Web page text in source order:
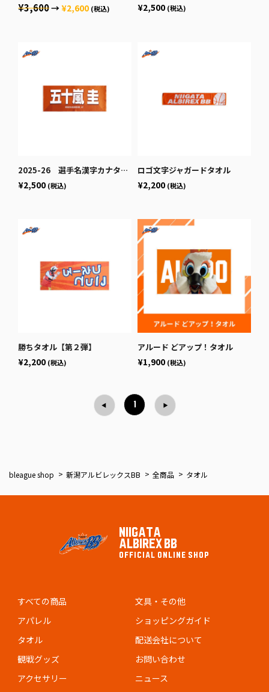
¥3,600→¥2,600 (税込) ¥2,500 (税込)
2025-26 選手名漢字カナタオル
¥2,500 (税込)
ロゴ文字ジャガードタオル
¥2,200 (税込)
勝ちタオル【第２弾】
¥2,200 (税込)
アルード どアップ！タオル
¥1,900 (税込)
1
bleague shop 新潟アルビレックスBB 全商品 タオル
NIIGATA
ALBIREX BB
OFFICIAL ONLINE SHOP
すべての商品
アパレル
タオル
観戦グッズ
アクセサリー
文具・その他
ショッピングガイド
配送会社について
お問い合わせ
ニュース